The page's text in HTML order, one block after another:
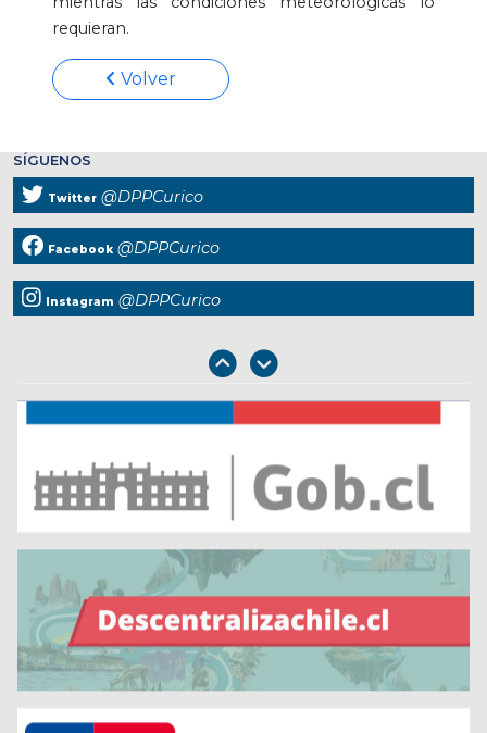
requieran.
Volver
SÍGUENOS
Twitter @DPPCurico
Facebook @DPPCurico
Instagram @DPPCurico